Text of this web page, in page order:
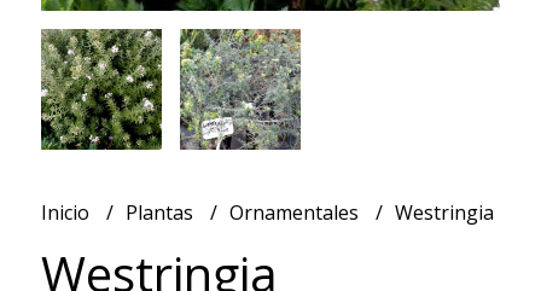
Inicio Plantas Ornamentales Westringia
Westringia